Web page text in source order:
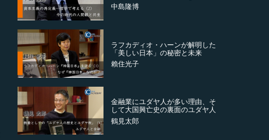
中島隆博
ラフカディオ・ハーンが解明した
「美しい日本」の秘密と未来
賴住光子
金融業にユダヤ人が多い理由、そ
して大国興亡史の裏面のユダヤ人
鶴見太郎